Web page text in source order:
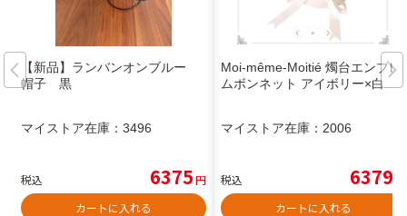
【新品】ランバンオンブルー
帽子 黒
マイストア在庫： 3496
税込 6375円
カートに入れる
Moi-même-Moitié 燭台エンブレ
ムボンネット アイボリー×白
マイストア在庫： 2006
税込 6379
カートに入れる